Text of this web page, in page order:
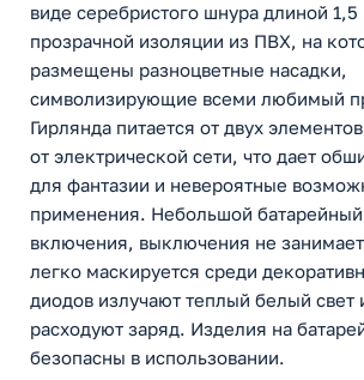
виде серебристого шнура длиной 1,5
прозрачной изоляции из ПВХ, на
размещены разноцветные насадки,
символизирующие всеми любимый
Гирлянда питается от двух
от электрической сети, что дает
для фантазии и невероятные
применения. Небольшой
включения, выключения не
легко маскируется среди
диодов излучают теплый белый свет
расходуют заряд. Изделия на
безопасны в использовании.